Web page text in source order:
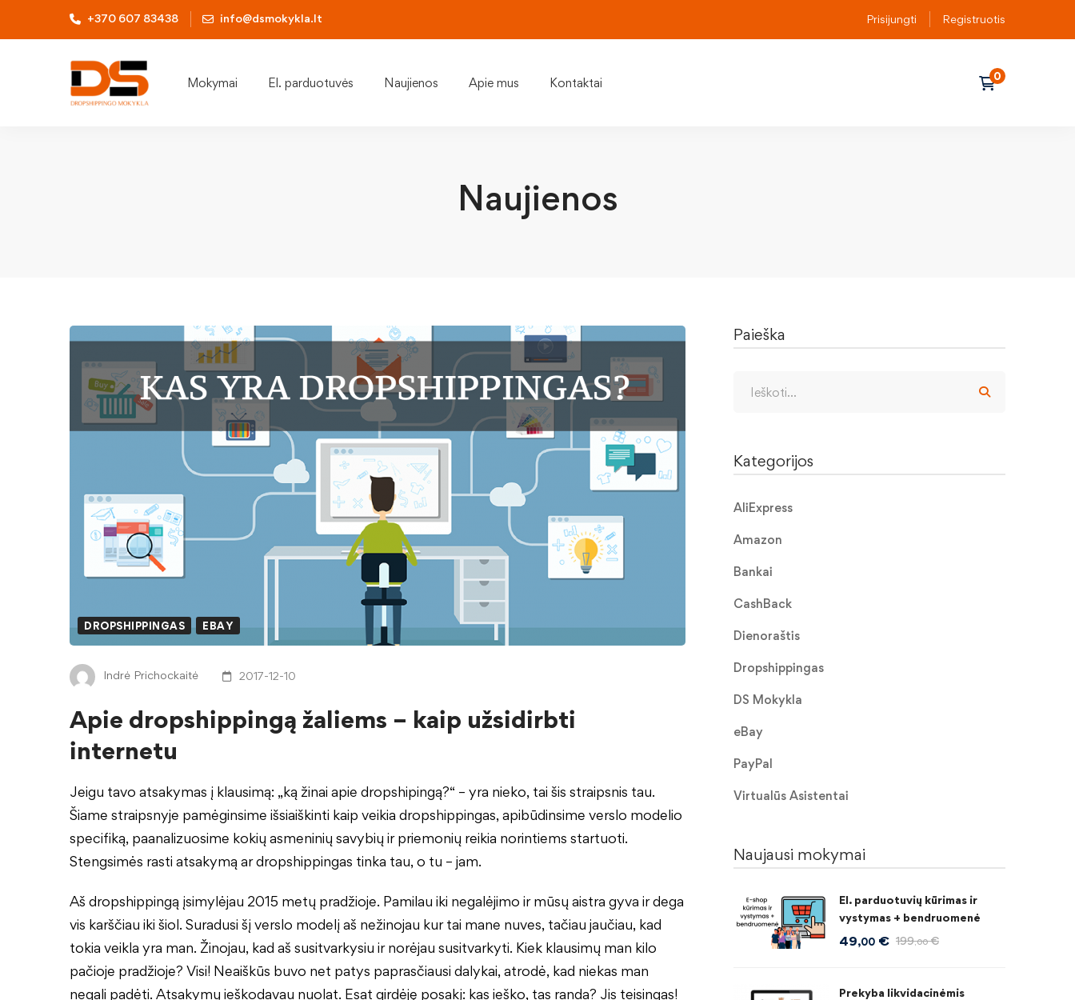
+370 607 83438 info@dsmokykla.lt Prisijungti Registruotis
Mokymai El. parduotuvės Naujienos Apie mus Kontaktai
Naujienos
DROPSHIPPINGAS EBAY
Indrė Prichockaitė 2017-12-10
Apie dropshippingą žaliems – kaip užsidirbti
internetu
Jeigu tavo atsakymas į klausimą: „ką žinai apie dropshipingą?“ – yra nieko, tai šis straipsnis tau.
Šiame straipsnyje pamėginsime išsiaiškinti kaip veikia dropshippingas, apibūdinsime verslo modelio
specifiką, paanalizuosime kokių asmeninių savybių ir priemonių reikia norintiems startuoti.
Stengsimės rasti atsakymą ar dropshippingas tinka tau, o tu – jam.
Aš dropshippingą įsimylėjau 2015 metų pradžioje. Pamilau iki negalėjimo ir mūsų aistra gyva ir dega
vis karščiau iki šiol. Suradusi šį verslo modelį aš nežinojau kur tai mane nuves, tačiau jaučiau, kad
tokia veikla yra man. Žinojau, kad aš susitvarkysiu ir norėjau susitvarkyti. Kiek klausimų man kilo
pačioje pradžioje? Visi! Neaiškūs buvo net patys paprasčiausi dalykai, atrodė, kad niekas man
negali padėti. Atsakymų ieškodavau nuolat. Esat girdėję posakį: kas ieško, tas randa? Jis teisingas!
Paieška
Kategorijos
AliExpress
Amazon
Bankai
CashBack
Dienoraštis
Dropshippingas
DS Mokykla
eBay
PayPal
Virtualūs Asistentai
Naujausi mokymai
El. parduotuvių kūrimas ir
vystymas + bendruomenė
49,00 € 199,00 €
Prekyba likvidacinėmis